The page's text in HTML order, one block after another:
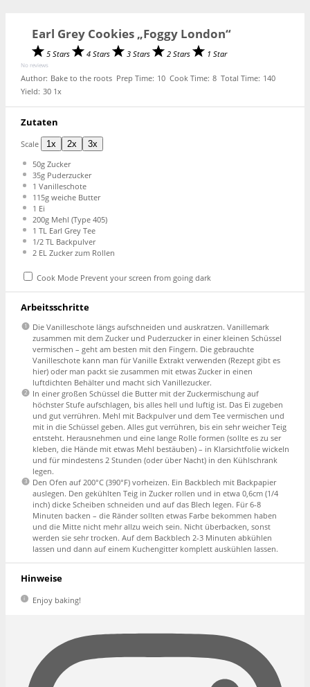
Earl Grey Cookies „Foggy London“
5 Stars 4 Stars 3 Stars 2 Stars 1 Star
No reviews
Author: Bake to the roots Prep Time: 10 Cook Time: 8 Total Time: 140
Yield: 30 1x
Zutaten
Scale 1x 2x
3x
50gZucker
35gPuderzucker
1 Vanilleschote
115gweiche Butter
1 Ei
200gMehl (Type 405)
1 TL Earl Grey Tee
1/2TL Backpulver
2EL Zucker zum Rollen
Cook Mode Prevent your screen from going dark
Arbeitsschritte
Die Vanilleschote längs aufschneiden und auskratzen. Vanillemark
zusammen mit dem Zucker und Puderzucker in einer kleinen Schüssel
vermischen – geht am besten mit den Fingern. Die gebrauchte
Vanilleschote kann man für Vanille Extrakt verwenden (Rezept gibt es
hier) oder man packt sie zusammen mit etwas Zucker in einen
luftdichten Behälter und macht sich Vanillezucker.
In einer großen Schüssel die Butter mit der Zuckermischung auf
höchster Stufe aufschlagen, bis alles hell und luftig ist. Das Ei zugeben
und gut verrühren. Mehl mit Backpulver und dem Tee vermischen und
mit in die Schüssel geben. Alles gut verrühren, bis ein sehr weicher Teig
entsteht. Herausnehmen und eine lange Rolle formen (sollte es zu ser
kleben, die Hände mit etwas Mehl bestäuben) – in Klarsichtfolie wickeln
und für mindestens 2 Stunden (oder über Nacht) in den Kühlschrank
legen.
Den Ofen auf 200°C (390°F) vorheizen. Ein Backblech mit Backpapier
auslegen. Den gekühlten Teig in Zucker rollen und in etwa 0,6cm (1/4
inch) dicke Scheiben schneiden und auf das Blech legen. Für 6-8
Minuten backen – die Ränder sollten etwas Farbe bekommen haben
und die Mitte nicht mehr allzu weich sein. Nicht überbacken, sonst
werden sie sehr trocken. Auf dem Backblech 2-3 Minuten abkühlen
lassen und dann auf einem Kuchengitter komplett auskühlen lassen.
Hinweise
Enjoy baking!